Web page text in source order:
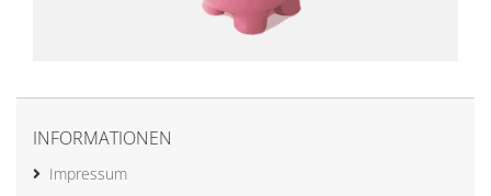
INFORMATIONEN
Impressum